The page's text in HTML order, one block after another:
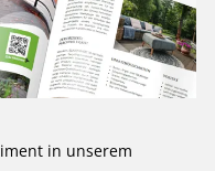
in unserem